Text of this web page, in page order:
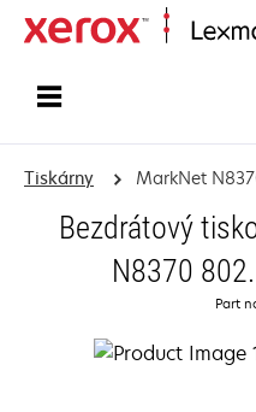
Tiskárny MarkNet
Bezdrátový
N8370
Part